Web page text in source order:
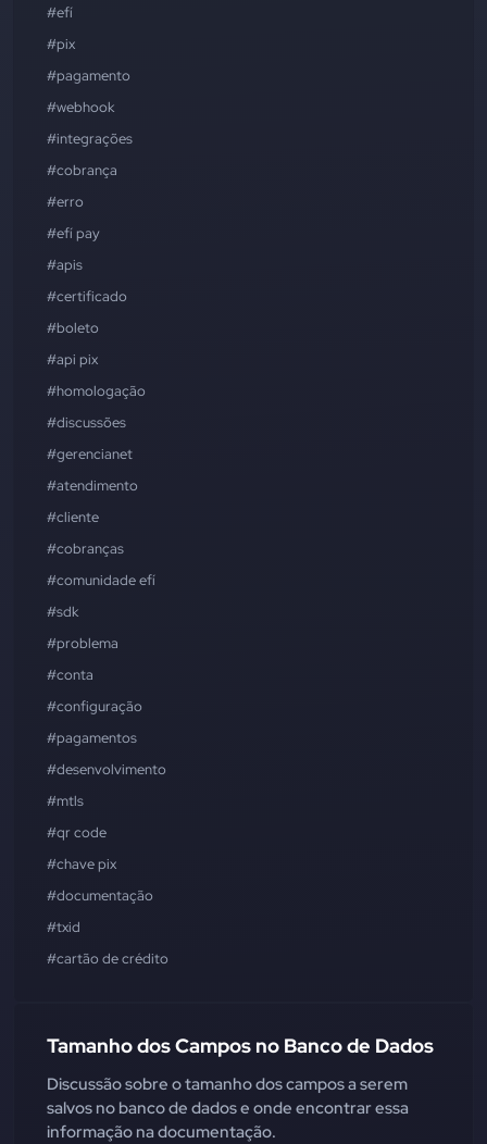
#efí
#pix
#pagamento
#webhook
#integrações
#cobrança
#erro
#efí pay
#apis
#certificado
#boleto
#api pix
#homologação
#discussões
#gerencianet
#atendimento
#cliente
#cobranças
#comunidade efí
#sdk
#problema
#conta
#configuração
#pagamentos
#desenvolvimento
#mtls
#qr code
#chave pix
#documentação
#txid
#cartão de crédito
Tamanho dos Campos no Banco de Dados
Discussão sobre o tamanho dos campos a serem
salvos no banco de dados e onde encontrar essa
informação na documentação.